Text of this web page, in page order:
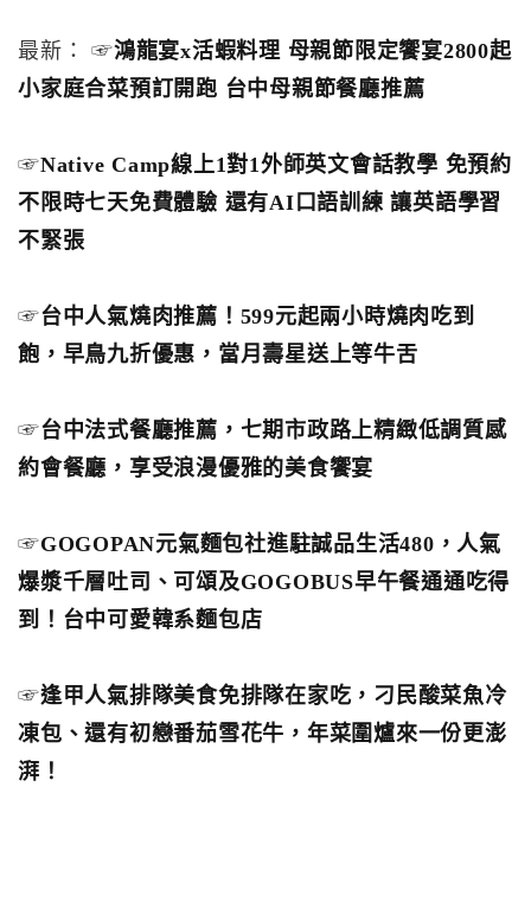
最新： ☞鴻龍宴x活蝦料理 母親節限定饗宴2800起
小家庭合菜預訂開跑 台中母親節餐廳推薦
☞Native Camp線上1對1外師英文會話教學 免預約
不限時七天免費體驗 還有AI口語訓練 讓英語學習
不緊張
☞台中人氣燒肉推薦！599元起兩小時燒肉吃到
飽，早鳥九折優惠，當月壽星送上等牛舌
☞台中法式餐廳推薦，七期市政路上精緻低調質感
約會餐廳，享受浪漫優雅的美食饗宴
☞GOGOPAN元氣麵包社進駐誠品生活480，人氣
爆漿千層吐司、可頌及GOGOBUS早午餐通通吃得
到！台中可愛韓系麵包店
☞逢甲人氣排隊美食免排隊在家吃，刁民酸菜魚冷
凍包、還有初戀番茄雪花牛，年菜圍爐來一份更澎
湃！